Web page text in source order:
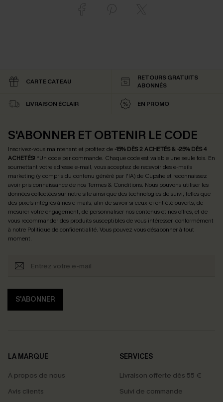
CARTE CATEAU
RETOURS GRATUITS
ABONNÉS
LIVRAISON ÉCLAIR EN PROMO
S'ABONNER ET OBTENIR LE CODE
Inscrivez-vous maintenant et profitez de -15% DÈS 2 ACHETÉS & -25% DÈS 4
ACHETÉS! *Un code par commande. Chaque code est valable une seule fois. En
soumettant votre adresse e-mail, vous acceptez de recevoir des e-mails
marketing (y compris du contenu généré par l'IA) de Cupshe et reconnaissez
avoir pris connaissance de nosTermes & Conditions. Nous pouvons utiliser les
données collectées sur notre site ainsi que des technologies de suivi, telles que
des pixels intégrés à nos e-mails, afin de savoir si ceux-ci ont été ouverts, de
mesurer votre engagement, de personnaliser nos contenus et nos offres, et de
vous recommander des produits susceptibles de vous intéresser, conformément
à notre Politique de confidentialité. Vous pouvez vous désabonner à tout
moment.
S'ABONNER
LA MARQUE
À propos de nous
Avis clients
SERVICES
Livraison offerte dès 55 €
Suivi de commande